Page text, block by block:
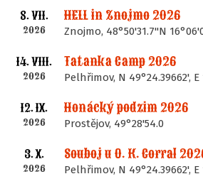
8. VII.
2026
HELL in Znojmo 2026
Znojmo, 48°50'31.7"N
14. VIII.
2026
Tatanka Camp 2026
Pelhřimov, N 49°24.39662', E
12. IX.
2026
Honácký podzim 2026
Prostějov, 49°28'54.0
3. X.
2026
Souboj u O. K. Corral
Pelhřimov, N 49°24.39662', E